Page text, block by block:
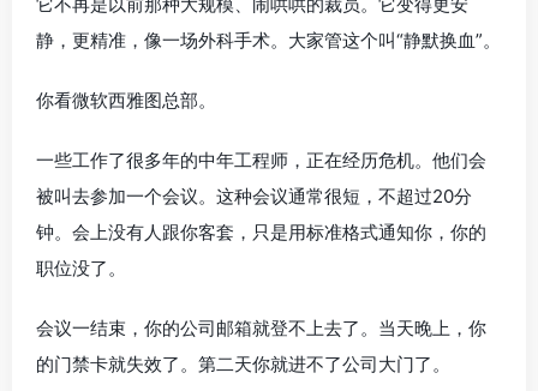
静，更精准，像一场外科手术。大家管这个叫“静默换血”。
你看微软西雅图总部。
一些工作了很多年的中年工程师，正在经历危机。他们会
被叫去参加一个会议。这种会议通常很短，不超过20分
钟。会上没有人跟你客套，只是用标准格式通知你，你的
职位没了。
会议一结束，你的公司邮箱就登不上去了。当天晚上，你
的门禁卡就失效了。第二天你就进不了公司大门了。